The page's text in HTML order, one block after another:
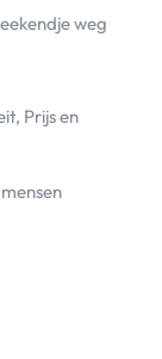
weg
Prijs en